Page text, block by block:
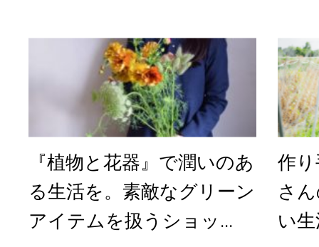
『植物と花器』で潤いのあ
る生活を。素敵なグリーン
アイテムを扱うショッ...
作
さ
い